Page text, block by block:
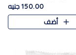
فاخرة غنية لتحقيق
بين قوام القرمشة
ا..
150.00 جنيه
أضف